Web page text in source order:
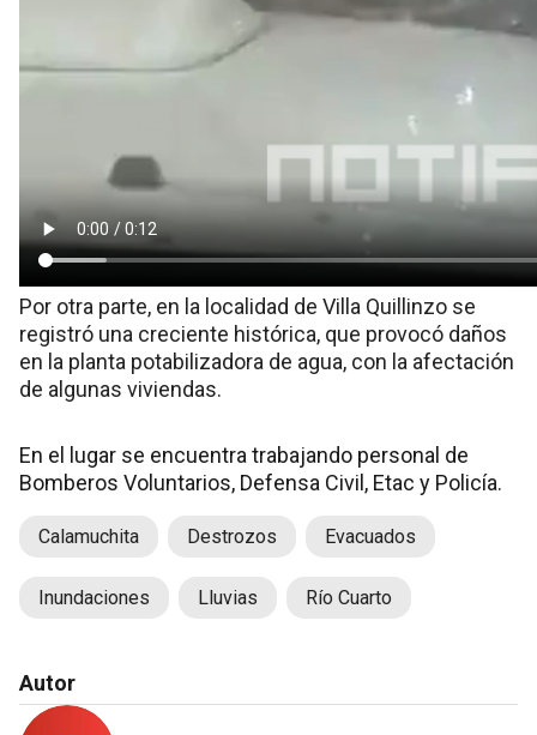
Por otra parte, en la localidad de Villa Quillinzo se
registró una creciente histórica, que provocó daños
en la planta potabilizadora de agua, con la afectación
de algunas viviendas.
En el lugar se encuentra trabajando personal de
Bomberos Voluntarios, Defensa Civil, Etac y Policía.
Calamuchita Destrozos Evacuados
Inundaciones Lluvias Río Cuarto
Autor